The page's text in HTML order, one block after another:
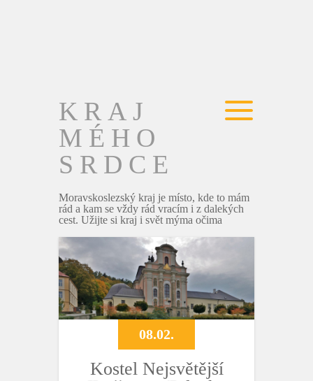
KRAJ
MÉHO
SRDCE
Moravskoslezský kraj je místo, kde to mám
rád a kam se vždy rád vracím i z dalekých
cest. Užijte si kraj i svět mýma očima
08.02.
Kostel Nejsvětější